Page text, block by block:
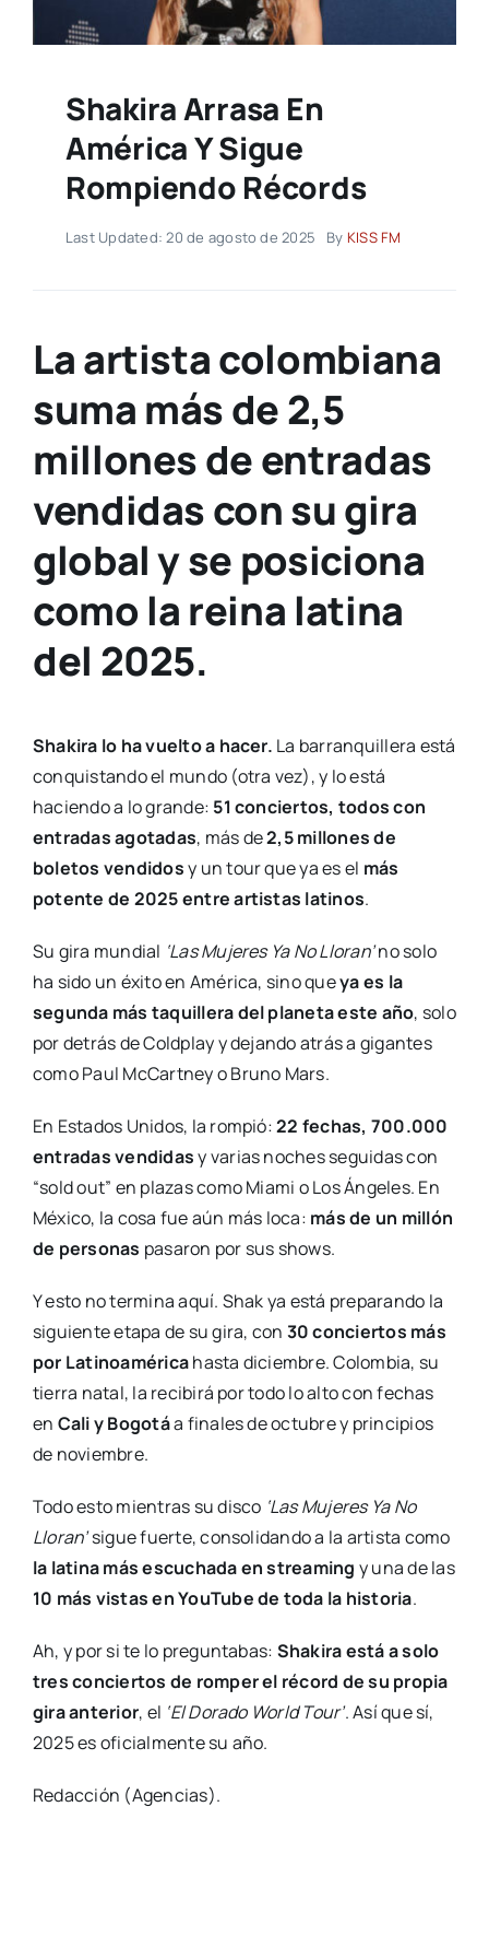
Shakira Arrasa En
América Y Sigue
Rompiendo Récords
Last Updated: 20 de agosto de 2025 By KISS FM
La artista colombiana
suma más de 2,5
millones de entradas
vendidas con su gira
global y se posiciona
como la reina latina
del 2025.
Shakira lo ha vuelto a hacer. La barranquillera está
conquistando el mundo (otra vez), y lo está
haciendo a lo grande: 51 conciertos, todos con
entradas agotadas, más de2,5 millones de
boletos vendidosy un tour que ya es el más
potente de 2025 entre artistas latinos.
Su gira mundial ‘Las Mujeres Ya No Lloran’no solo
ha sido un éxito en América, sino queya es la
segunda más taquillera del planeta este año, solo
por detrás de Coldplay y dejando atrás a gigantes
como Paul McCartney o Bruno Mars.
En Estados Unidos, la rompió:22 fechas, 700.000
entradas vendidasy varias noches seguidas con
“sold out” en plazas como Miami o Los Ángeles. En
México, la cosa fue aún más loca: más de un millón
de personas pasaron por sus shows.
Y esto no termina aquí. Shak ya está preparando la
siguiente etapa de su gira, con 30 conciertos más
por Latinoaméricahasta diciembre. Colombia, su
tierra natal, la recibirá por todo lo alto con fechas
en Cali y Bogotáa finales de octubre y principios
de noviembre.
Todo esto mientras su disco ‘Las Mujeres Ya No
Lloran’sigue fuerte, consolidando a la artista como
la latina más escuchada en streaming y una de las
10 más vistas en YouTube de toda la historia.
Ah, y por si te lo preguntabas: Shakira está a solo
tres conciertos de romper el récord de su propia
gira anterior, el ‘El Dorado World Tour’. Así que sí,
2025 es oficialmente su año.
Redacción (Agencias).